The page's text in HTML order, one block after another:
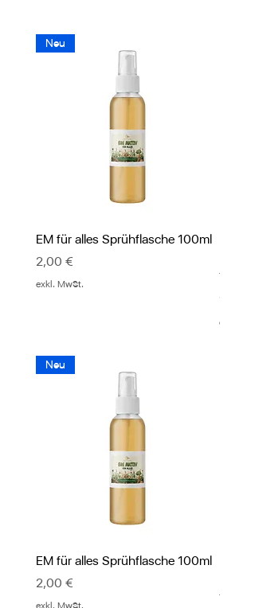
Neu
EM für alles Sprühflasche 100ml
Preis
2,00 €
exkl. MwSt.
Ylang
Preis
12,00 €
exkl.
Neu
EM für alles Sprühflasche 100ml
Preis
2,00 €
exkl. MwSt.
Ylang